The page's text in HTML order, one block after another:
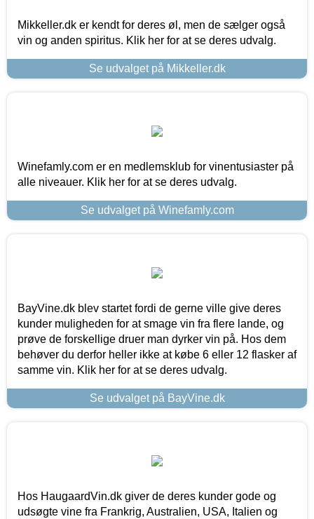
Mikkeller.dk er kendt for deres øl, men de sælger også
vin og anden spiritus. Klik her for at se deres udvalg.
Se udvalget på Mikkeller.dk
Winefamly.com er en medlemsklub for vinentusiaster på
alle niveauer. Klik her for at se deres udvalg.
Se udvalget på Winefamly.com
BayVine.dk blev startet fordi de gerne ville give deres
kunder muligheden for at smage vin fra flere lande, og
prøve de forskellige druer man dyrker vin på. Hos dem
behøver du derfor heller ikke at købe 6 eller 12 flasker af
samme vin. Klik her for at se deres udvalg.
Se udvalget på BayVine.dk
Hos HaugaardVin.dk giver de deres kunder gode og
udsøgte vine fra Frankrig, Australien, USA, Italien og